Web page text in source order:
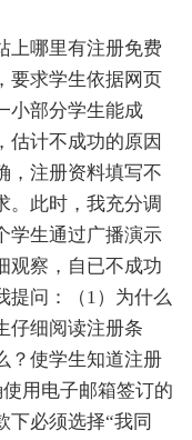
上哪里有注册免费
要求学生依据网页
小部分学生能成
估计不成功的原因
，注册资料填写不
。此时，我充分调
学生通过广播演示
观察，自已不成功
提问：（1）为什么
仔细阅读注册条
？使学生知道注册
用电子邮箱签订的
下必须选择“我同